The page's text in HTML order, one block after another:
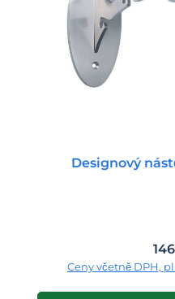
Designový
Ceny včetně DPH,